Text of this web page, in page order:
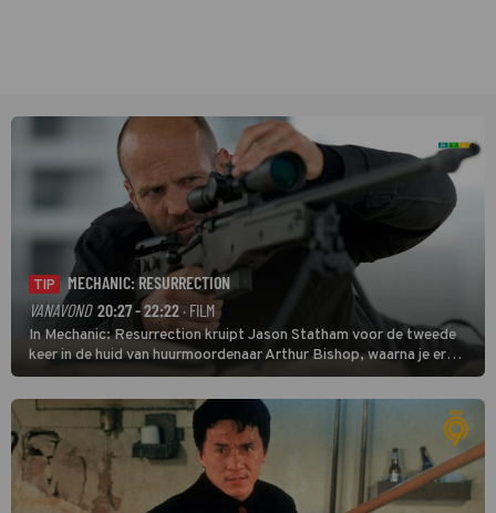
TIP
MECHANIC: RESURRECTION
VANAVOND 20:27 - 22:22· FILM
In Mechanic: Resurrection kruipt Jason Statham voor de tweede
keer in de huid van huurmoordenaar Arthur Bishop, waarna je er
donder op kunt zeggen dat er van Bishops geplande pensioen niet
veel terechtkomt.